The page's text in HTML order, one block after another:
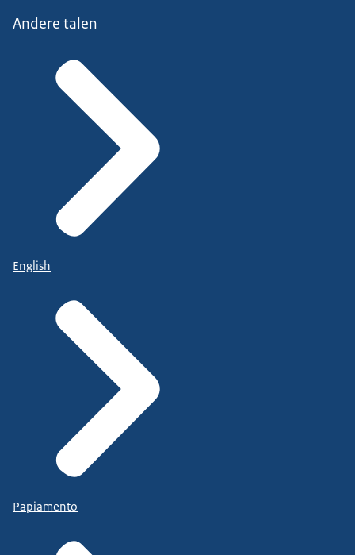
Andere talen
English
Papiamento